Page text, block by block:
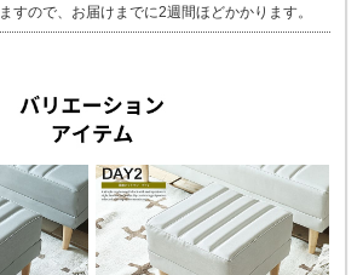
ますので、お届けまでに2週間ほどかかります。